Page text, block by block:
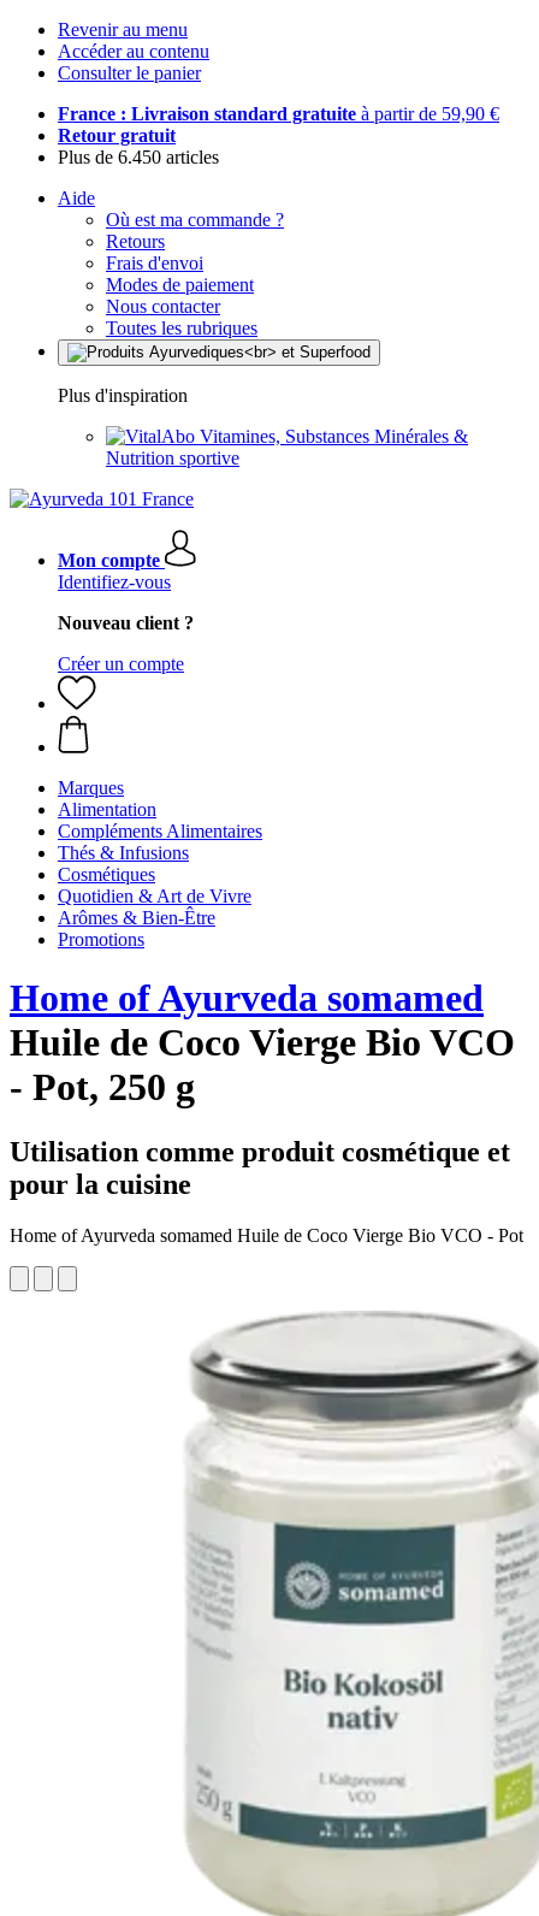
Revenir au menu
Accéder au contenu
Consulter le panier
France : Livraison standard gratuite à partir de 59,90 €
Retour gratuit
Plus de 6.450 articles
Aide
Où est ma commande ?
Retours
Frais d'envoi
Modes de paiement
Nous contacter
Toutes les rubriques
Plus d'inspiration
Vitamines, Substances Minérales &
Nutrition sportive
Mon compte
Identifiez-vous
Nouveau client ?
Créer un compte
Marques
Alimentation
Compléments Alimentaires
Thés & Infusions
Cosmétiques
Quotidien & Art de Vivre
Arômes & Bien-Être
Promotions
Home of Ayurveda somamed
Huile de Coco Vierge Bio VCO
- Pot, 250 g
Utilisation comme produit cosmétique et
pour la cuisine
Home of Ayurveda somamed Huile de Coco Vierge Bio VCO - Pot